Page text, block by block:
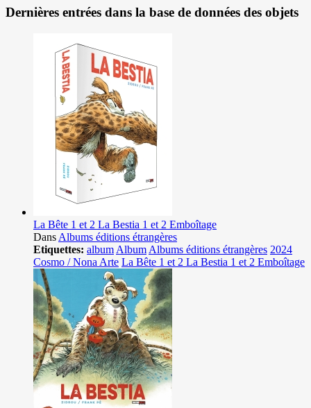
Dernières entrées dans la base de données des objets
La Bête 1 et 2 La Bestia 1 et 2 Emboîtage
Dans Albums éditions étrangères
Etiquettes: album Album Albums éditions étrangères 2024
Cosmo / Nona Arte La Bête 1 et 2 La Bestia 1 et 2 Emboîtage